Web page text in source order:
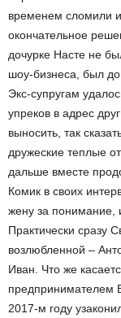
временем сломили
окончательное
дочурке Насте не
шоу-бизнеса, был
Экс-супругам
упреков в адрес
выносить, так
дружеские теплые
дальше вместе
Комик в своих
жену за понимание,
Практически сразу
возлюбленной –
Иван. Что же
предпринимателем
2017-м году